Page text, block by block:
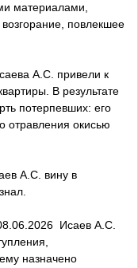
материалами,
повлекшее
А.С. привели к
В результате
потерпевших: его
отравления окисью
А.С. вину в
Исаев А.С.
назначено